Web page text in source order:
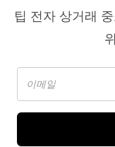
팁 전자 상거래